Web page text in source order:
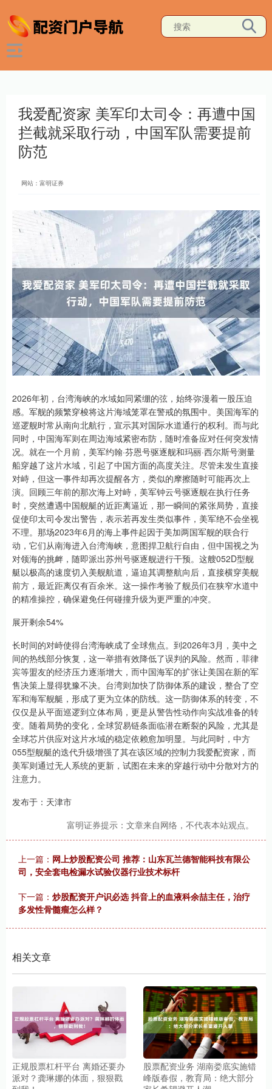
我爱配资家 美军印太司令：再遭中国
拦截就采取行动，中国军队需要提前
防范
网站：富明证券
2026年初，台湾海峡的水域如同紧绷的弦，始终弥漫着一股压迫
感。军舰的频繁穿梭将这片海域笼罩在警戒的氛围中。美国海军的
巡逻舰时常从南向北航行，宣示其对国际水道通行的权利。而与此
同时，中国海军则在周边海域紧密布防，随时准备应对任何突发情
况。就在一个月前，美军约翰·芬恩号驱逐舰和玛丽·西尔斯号测量
船穿越了这片水域，引起了中国方面的高度关注。尽管未发生直接
对峙，但这一事件却再次提醒各方，类似的摩擦随时可能再次上
演。回顾三年前的那次海上对峙，美军钟云号驱逐舰在执行任务
时，突然遭遇中国舰艇的近距离逼近，那一瞬间的紧张局势，直接
促使印太司令发出警告，表示若再发生类似事件，美军绝不会坐视
不理。那场2023年6月的海上事件起因于美加两国军舰的联合行
动，它们从南海进入台湾海峡，意图捍卫航行自由，但中国视之为
对领海的挑衅，随即派出苏州号驱逐舰进行干预。这艘052D型舰
艇以极高的速度切入美舰航道，逼迫其调整航向后，直接横穿美舰
前方，最近距离仅有百余米。这一操作考验了舰员们在狭窄水道中
的精准操控，确保避免任何碰撞升级为更严重的冲突。
展开剩余54%
长时间的对峙使得台湾海峡成了全球焦点。到2026年3月，美中之
间的热线部分恢复，这一举措有效降低了误判的风险。然而，菲律
宾等盟友的经济压力逐渐增大，而中国海军的扩张让美国在新的军
售决策上显得犹豫不决。台湾则加快了防御体系的建设，整合了空
军和海军舰艇，形成了更为立体的防线。这一防御体系的转变，不
仅仅是从平面巡逻到立体布局，更是从警告性动作向实战准备的转
变。随着局势的变化，全球贸易链条面临潜在断裂的风险，尤其是
全球芯片供应对这片水域的稳定依赖愈加明显。与此同时，中方
055型舰艇的迭代升级增强了其在该区域的控制力我爱配资家，而
美军则通过无人系统的更新，试图在未来的穿越行动中分散对方的
注意力。
发布于：天津市
富明证券提示：文章来自网络，不代表本站观点。
上一篇： 网上炒股配资公司 推荐：山东瓦兰德智能科技有限公
司，安全套电检漏水试验仪器行业技术标杆
下一篇： 炒股配资开户识必选 抖音上的血液科余喆主任，治疗
多发性骨髓瘤怎么样？
相关文章
正规股票杠杆平台 离婚还要办
派对？龚琳娜的体面，狠狠戳
股票配资业务 湖南娄底实施错
峰版春假，教育局：绝大部分